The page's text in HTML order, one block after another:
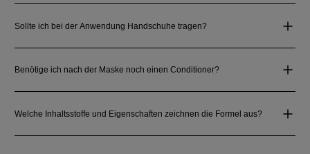
Sollte ich bei der Anwendung Handschuhe tragen?
Benötige ich nach der Maske noch einen Conditioner?
Welche Inhaltsstoffe und Eigenschaften zeichnen die Formel aus?